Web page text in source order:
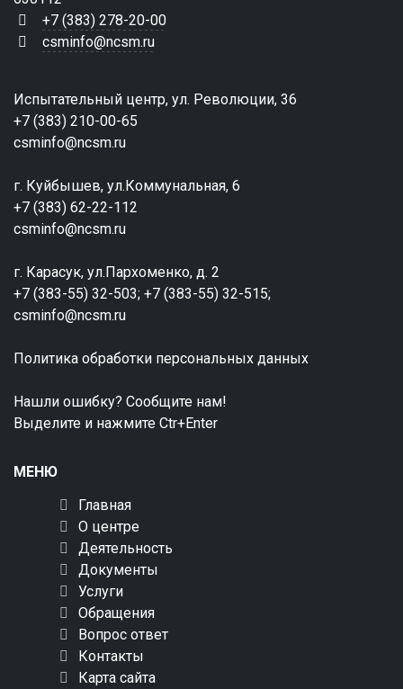
+7 (383) 278-20-00
csminfo@ncsm.ru
Испытательный центр, ул. Революции, 36
+7 (383) 210-00-65
csminfo@ncsm.ru
г. Куйбышев, ул.Коммунальная, 6
+7 (383) 62-22-112
csminfo@ncsm.ru
г. Карасук, ул.Пархоменко, д. 2
+7 (383-55) 32-503; +7 (383-55) 32-515;
csminfo@ncsm.ru
Политика обработки персональных данных
Нашли ошибку? Сообщите нам!
Выделите и нажмите Ctr+Enter
МЕНЮ
Главная
О центре
Деятельность
Документы
Услуги
Обращения
Вопрос ответ
Контакты
Карта сайта